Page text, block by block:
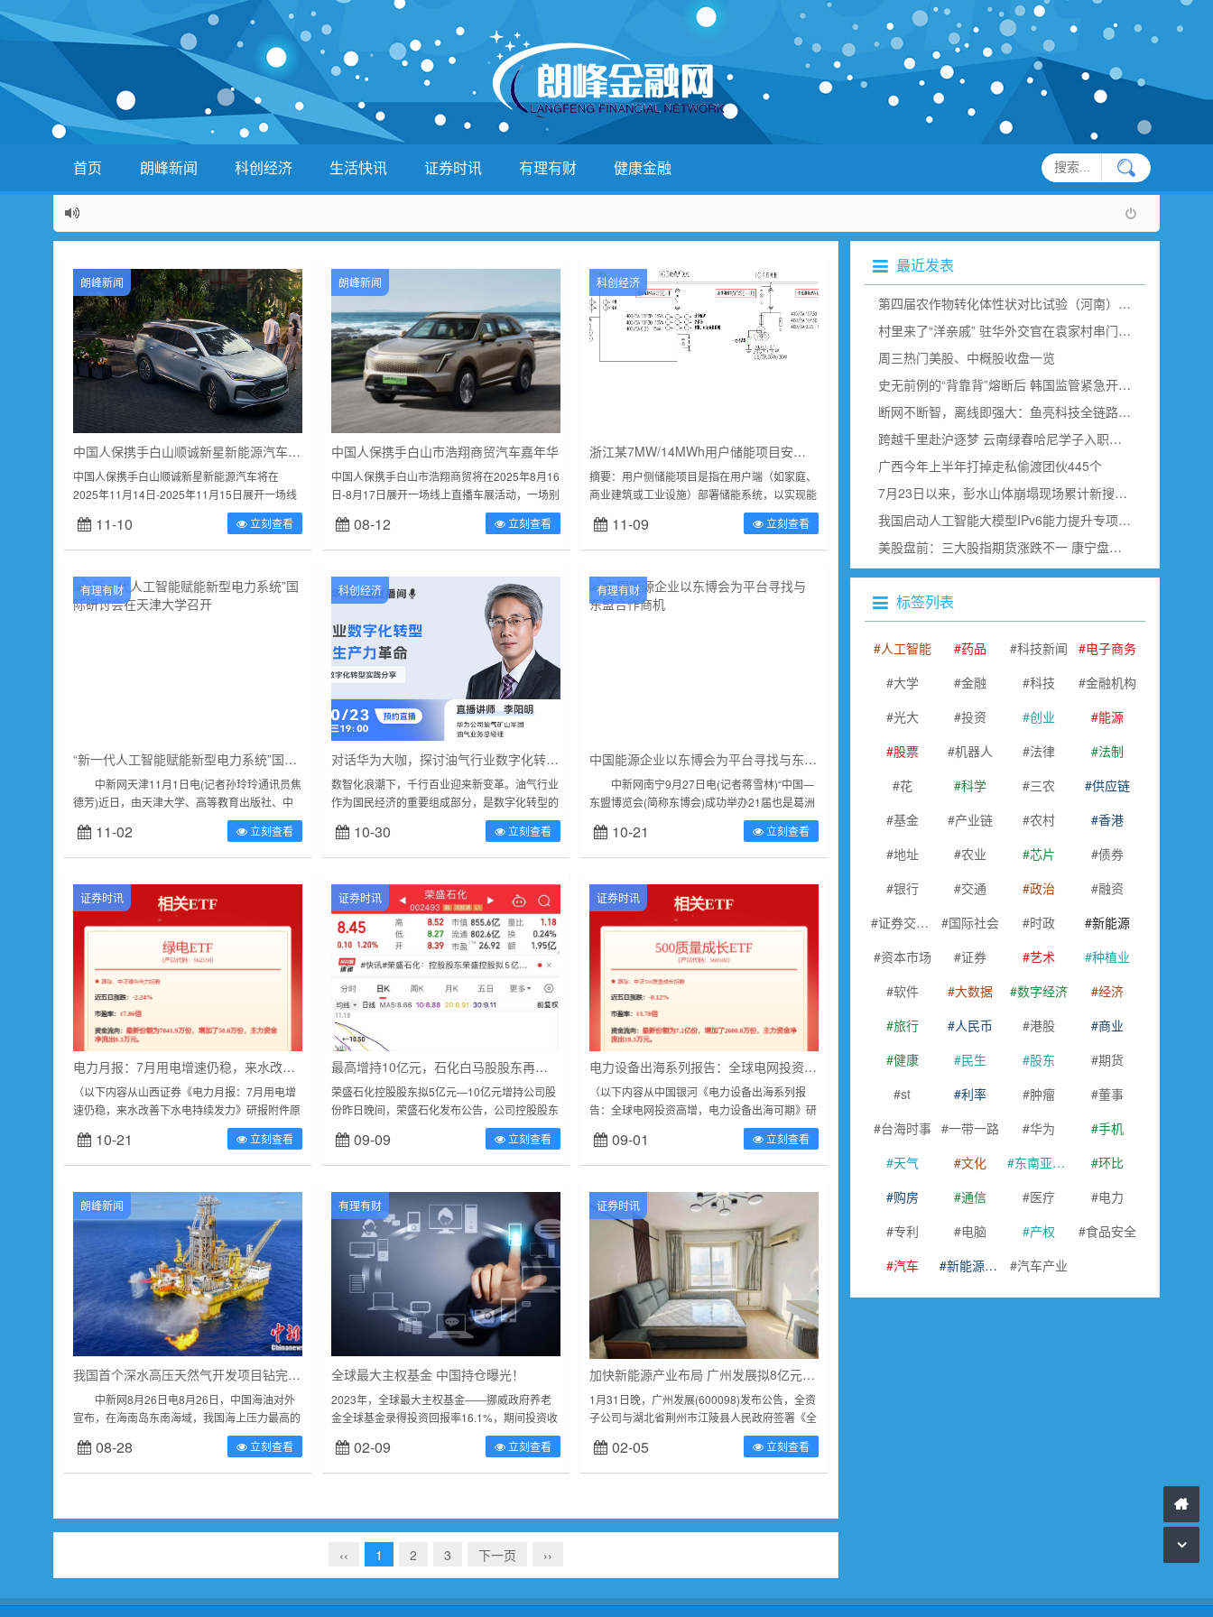
首页 朗峰新闻 科创经济 生活快讯 证券时讯 有理有财 健康金融
朗峰新闻
中国人保携手白山顺诚新星新能源汽车购车嘉年华
中国人保携手白山顺诚新星新能源汽车将在
2025年11月14日-2025年11月15日展开一场线
上直播车展活动，一场别开生面的汽车盛宴即将
拉开帷幕！中国人保携手白...
11-10 立刻查看
朗峰新闻
中国人保携手白山市浩翔商贸汽车嘉年华
中国人保携手白山市浩翔商贸将在2025年8月16
日-8月17日展开一场线上直播车展活动，一场别
开生面的汽车盛宴即将拉开帷幕！哈弗汽车线上
直播车展，将带您领略汽车...
08-12 立刻查看
科创经济
浙江某7MW/14MWh用户储能项目安科瑞电力监控系统
摘要：用户侧储能项目是指在用户端（如家庭、
商业建筑或工业设施）部署储能系统，以实现能
量的高效管理和利用。随着可再生能源的快速发
展，尤其是太阳能和风能的普及，...
11-09 立刻查看
有理有财
“新一代人工智能赋能新型电力系统”国际研讨会在天津大学召开
中新网天津11月1日电(记者孙玲玲通讯员焦
德芳)近日，由天津大学、高等教育出版社、中
国工程院战略咨询中心共同主办的
Engineering“新一代人工...
11-02 立刻查看
科创经济
对话华为大咖，探讨油气行业数字化转型和人工智能技术的应用与实践
数智化浪潮下，千行百业迎来新变革。油气行业
作为国民经济的重要组成部分，是数字化转型的
主战场之一，人工智能技术的应用已成为油气数
字化转型的关键一步。可油气行业转...
10-30 立刻查看
有理有财
中国能源企业以东博会为平台寻找与东盟合作商机
中新网南宁9月27日电(记者蒋雪林)“中国—
东盟博览会(简称东博会)成功举办21届也是葛洲
坝集团深耕东盟的21年，自进入东盟市场以
来，葛洲坝集团积极参与东...
10-21 立刻查看
证券时讯
电力月报：7月用电增速仍稳，来水改善下水电持续发力
（以下内容从山西证券《电力月报：7月用电增
速仍稳，来水改善下水电持续发力》研报附件原
文摘录）投资要点：电力月度数据：7月行情回
顾：7月CS电力及公用事业板...
10-21 立刻查看
证券时讯
最高增持10亿元，石化白马股股东再度出手！能源领域重磅利好，大规模设备更新方案印发！13只业绩翻倍股出炉
荣盛石化控股股东拟5亿元—10亿元增持公司股
份昨日晚间，荣盛石化发布公告，公司控股股东
拟增持股份，金额不低于人民币5亿元且不超过
人民币10亿元，本次增持不设定...
09-09 立刻查看
证券时讯
电力设备出海系列报告：全球电网投资高增，电力设备出海可期
（以下内容从中国银河《电力设备出海系列报
告：全球电网投资高增，电力设备出海可期》研
报附件原文摘录）全球电网投资2030年有望翻
番达6000亿美元。受益于工业化...
09-01 立刻查看
朗峰新闻
我国首个深水高压天然气开发项目钻完井作业全部完成
中新网8月26日电8月26日，中国海油对外
宣布，在海南岛东南海域，我国海上压力最高的
天然气开发井“深海一号”二期项目A12井(LS25-
1-A12井)放喷...
08-28 立刻查看
有理有财
全球最大主权基金 中国持仓曝光！
2023年，全球最大主权基金――挪威政府养老
金全球基金录得投资回报率16.1%，期间投资收
益达22220亿挪威克朗，折合人民币15191.73
亿元。截至去年底，...
02-09 立刻查看
证券时讯
加快新能源产业布局 广州发展拟8亿元投建能源一体化项目
1月31日晚，广州发展(600098)发布公告，全资
子公司与湖北省荆州市江陵县人民政府签署《全
面战略合作协议》，共同推进江陵县能源一体化
项目，预计总投资约8亿元...
02-05 立刻查看
‹‹ 1 2 3 下一页 ››
最近发表
第四届农作物转化体性状对比试验（河南）现场观摩在新乡举行
村里来了“洋亲戚” 驻华外交官在袁家村串门“取经”（组图）
周三热门美股、中概股收盘一览
史无前例的“背靠背”熔断后 韩国监管紧急开会说了点啥？
断网不断智，离线即强大：鱼亮科技全链路边缘语音赋能具身智能
跨越千里赴沪逐梦 云南绿春哈尼学子入职上海虹桥空港
广西今年上半年打掉走私偷渡团伙445个
7月23日以来，彭水山体崩塌现场累计新搜寻确认出30名遇难者
我国启动人工智能大模型IPv6能力提升专项行动
美股盘前：三大股指期货涨跌不一 康宁盘前跌超18% SK海力士即将公布财报
标签列表
人工智能 药品 科技新闻
电子商务
大学
金融 科技
金融机构
光大
投资 创业
能源
股票
机器人 法律
法制
花
科学 三农
供应链
基金
产业链 农村
香港
地址
农业 芯片
债券
银行
交通 政治
融资
证券交易所
国际社会 时政
新能源
资本市场
证券 艺术
种植业
软件
大数据 数字经济
经济
旅行
人民币 港股
商业
健康
民生 股东
期货
st
利率 肿瘤
董事
台海时事
一带一路 华为
手机
天气
文化 东南亚国家联盟
环比
购房
通信 医疗
电力
专利
电脑 产权
食品安全
汽车
新能源汽车 汽车产业